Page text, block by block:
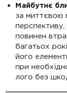
Майбутнє
за
повинен
багатьох
його
при
лого без